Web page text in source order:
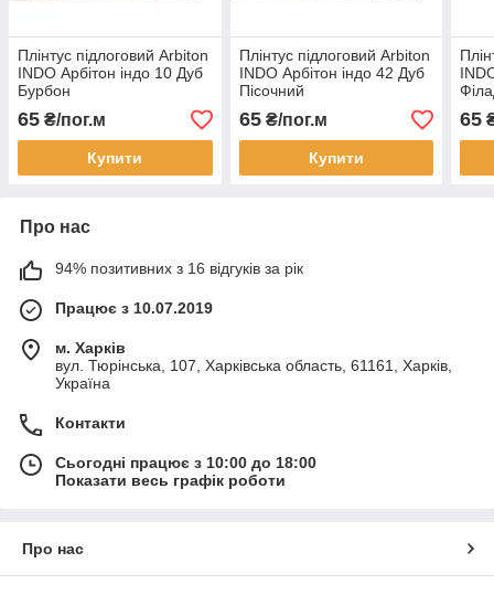
Плінтус підлоговий Arbiton
INDO Арбітон індо 10 Дуб
Бурбон
65 ₴/пог.м
Купити
Плінтус підлоговий Arbiton
INDO Арбітон індо 42 Дуб
Пісочний
65₴/пог.м
Купити
65
Про нас
94% позитивних з 16 відгуків за рік
Працює з 10.07.2019
м. Харків
вул. Тюрінська, 107, Харківська область, 61161, Харків,
Україна
Контакти
Сьогодні працює з 10:00 до 18:00
Показати весь графік роботи
Про нас